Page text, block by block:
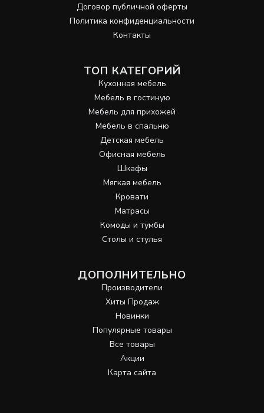
Договор публичной оферты
Политика конфиденциальности
Контакты
ТОП КАТЕГОРИЙ
Кухонная мебель
Мебель в гостиную
Мебель для прихожей
Мебель в спальню
Детская мебель
Офисная мебель
Шкафы
Мягкая мебель
Кровати
Матрасы
Комоды и тумбы
Столы и стулья
ДОПОЛНИТЕЛЬНО
Производители
Хиты Продаж
Новинки
Популярные товары
Все товары
Акции
Карта сайта